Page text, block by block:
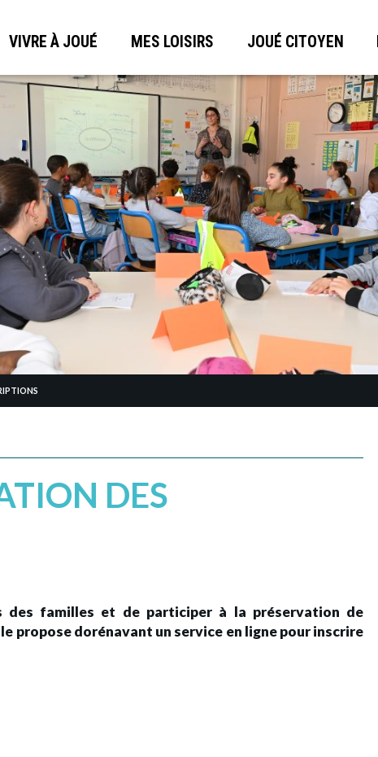
VIVRE À JOUÉ MES LOISIRS JOUÉ CITOYEN
DES
des familles et de participer à la préservation de
propose dorénavant un service en ligne pour inscrire